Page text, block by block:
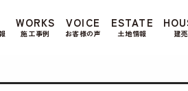
WORKS
施工事例
VOICE
お客様の声
ESTATE
土地情報 建
社ではお客様のプライバシ
プライバシーポリシーをご覧